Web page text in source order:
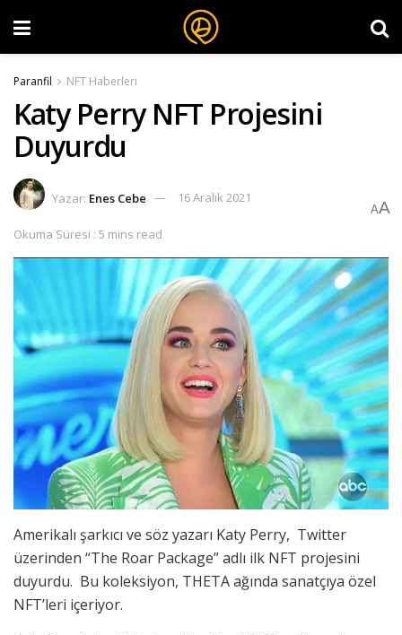
Paranfil NFT Haberleri
Katy Perry NFT Projesini
Duyurdu
Yazar: Enes Cebe 16 Aralık 2021
Okuma Süresi : 5 mins read
AA
Amerikalı şarkıcı ve söz yazarı Katy Perry, Twitter
üzerinden “The Roar Package” adlı ilk NFT projesini
duyurdu. Bu koleksiyon, THETA ağında sanatçıya özel
NFT’leri içeriyor.